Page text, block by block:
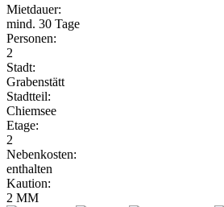
Mietdauer:
mind. 30 Tage
Personen:
2
Stadt:
Grabenstätt
Stadtteil:
Chiemsee
Etage:
2
Nebenkosten:
enthalten
Kaution:
2 MM